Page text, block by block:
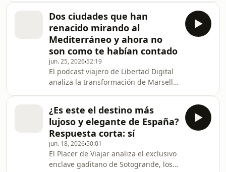
episodio de El Placer de Viajar , el
podcast de viajer de Libertad Digital y
esRadio, nuestros anfitriones
presentadores Carmelo Jordá y Kelu
Robles se sumergen en el
apasionante mundo de la fotografía
de viajes. Para empezar, se
recuerdando la impor
Dos ciudades que han
renacido mirando al
Mediterráneo y ahora no
son como te habían contado
jun. 25, 2026 52:19
El podcast viajero de Libertad Digital
analiza la transformación de Marsella
esta nueva entrega de El Placer de
Viajar, el podcast conducido por
Carmelo Jordá y Kelu Robles, se
exploran destinos fascinantes a través
de diversas experiencias viajeras. El
espacio arranca con una sugerente
¿Es este el destino más
lujoso y elegante de España?
Respuesta corta: sí
jun. 18, 2026 50:01
El Placer de Viajar analiza el exclusivo
enclave gaditano de Sotogrande, los